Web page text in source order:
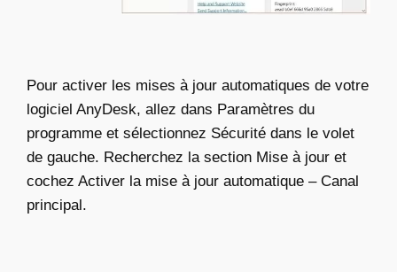
Pour activer les mises à jour automatiques de votre
logiciel AnyDesk, allez dans Paramètres du
programme et sélectionnez Sécurité dans le volet
de gauche. Recherchez la section Mise à jour et
cochez Activer la mise à jour automatique – Canal
principal.